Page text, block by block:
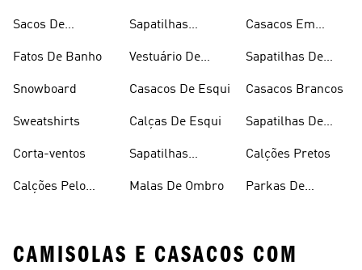
Sacos De
Fatos De Banho
Snowboard
Sweatshirts
Corta-ventos
Calções Pelo
Sapatilhas
Vestuário De
Casacos De Esqui
Calças De Esqui
Sapatilhas
Malas De Ombro
Casacos Em
Sapatilhas De
Casacos Brancos
Sapatilhas De
Calções Pretos
Parkas De
CAMISOLAS E CASACOS COM